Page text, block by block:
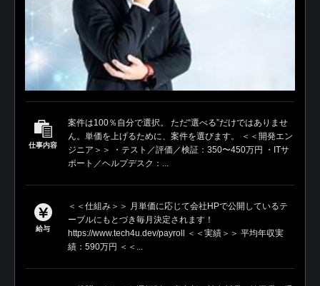
仕事内容
案件は100％自分で選択。 ただ“選べる”だけではありませ
ん。単価を上げるために、案件を選びます。 ＜＜開発エン
ジニア＞＞ ・テスト／評価／検証：350〜450万円 ・ITサ
ポート／ヘルプデスク：...
給与
＜＜仕組み＞＞ 月単価に応じて会社HPで公開しているテ
ーブルにもとづき毎月決定されます！
https://www.tech4u.dev/payroll ＜＜実績＞＞ 平均年収実
績：590万円 ＜＜...